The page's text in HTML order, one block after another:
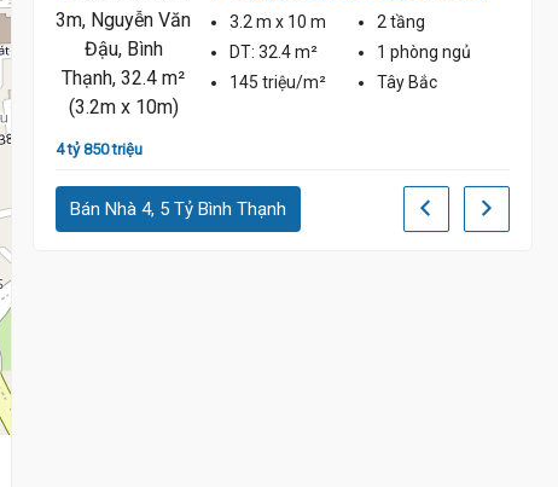
4 tỷ 850 triệu
3.2 m x 10 m
2 tầng
DT: 32.4 m² 1 phòng ngủ
145 triệu/m²
Tây Bắc
Bán Nhà 4, 5 Tỷ Bình Thạnh